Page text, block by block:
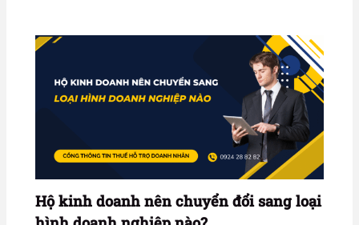
Hộ kinh doanh nên chuyển đổi sang loại